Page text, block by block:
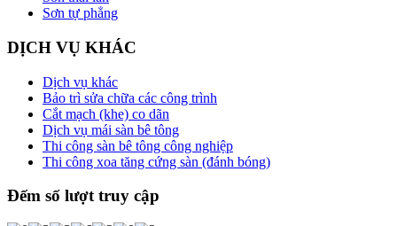
Sơn tự phẳng
DỊCH VỤ KHÁC
Dịch vụ khác
Bảo trì sửa chữa các công trình
Cắt mạch (khe) co dãn
Dịch vụ mái sàn bê tông
Thi công sàn bê tông công nghiệp
Thi công xoa tăng cứng sàn (đánh bóng)
Đếm số lượt truy cập